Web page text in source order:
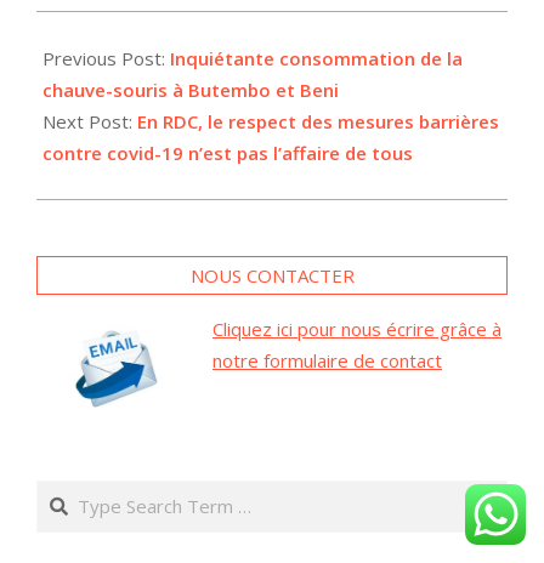
07-
15
Previous Post: Inquiétante consommation de la
chauve-souris à Butembo et Beni
Next Post: En RDC, le respect des mesures barrières
contre covid-19 n’est pas l’affaire de tous
NOUS CONTACTER
Cliquez ici pour nous écrire grâce à
notre formulaire de contact
Search